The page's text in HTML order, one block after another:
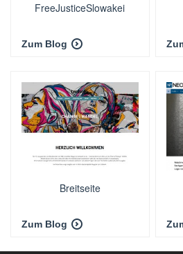
FreeJusticeSlowakei
Zum Blog
Breitseite
Zum Blog